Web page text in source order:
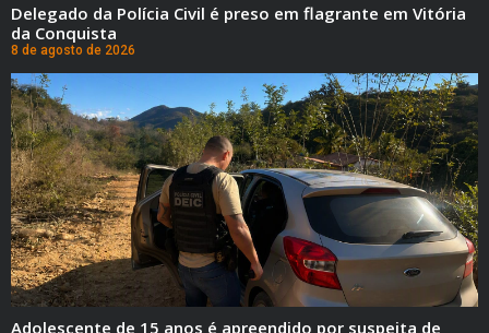
Delegado da Polícia Civil é preso em flagrante em Vitória
da Conquista
8 de agosto de 2026
Adolescente de 15 anos é apreendido por suspeita de